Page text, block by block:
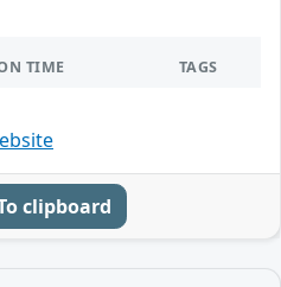
TIME TAGS
clipboard